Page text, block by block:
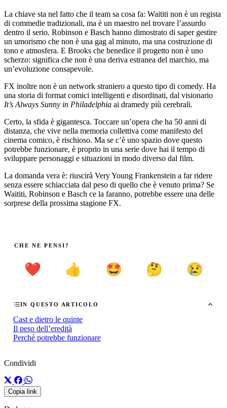
La chiave sta nel fatto che il team sa cosa fa: Waititi non è un regista
di commedie tradizionali, ma è un maestro nel trovare l’assurdo
dentro il serio. Robinson e Basch hanno dimostrato di saper gestire
un umorismo che non è una gag al minuto, ma una costruzione di
tono e atmosfera. E Brooks che benedice il progetto non è uno
scherzo: significa che non è una deriva estranea del marchio, ma
un’evoluzione consapevole.
FX inoltre non è un network straniero a questo tipo di comedy. Ha
una storia di format comici intelligenti e disordinati, dal visionario
It’s Always Sunny in Philadelphia ai dramedy più cerebrali.
Certo, la sfida è gigantesca. Toccare un’opera che ha 50 anni di
distanza, che vive nella memoria collettiva come manifesto del
cinema comico, è rischioso. Ma se c’è uno spazio dove questo
potrebbe funzionare, è proprio in una serie dove hai il tempo di
sviluppare personaggi e situazioni in modo diverso dal film.
La domanda vera è: riuscirà Very Young Frankenstein a far ridere
senza essere schiacciata dal peso di quello che è venuto prima? Se
Waititi, Robinson e Basch ce la faranno, potrebbe essere una delle
sorprese della prossima stagione FX.
CHE NE PENSI?
❤️ 👍 🤩 🤔 😢
IN QUESTO ARTICOLO
Cast e dietro le quinte
Il peso dell’eredità
Perché potrebbe funzionare
Condividi
Copia link